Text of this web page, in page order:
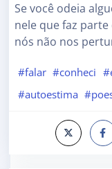
Se você odeia
nele que faz
nós não nos
#falar #conheci
#autoestima